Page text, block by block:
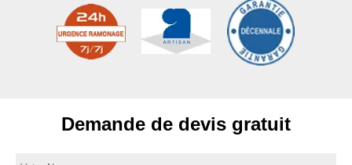
Demande de devis gratuit